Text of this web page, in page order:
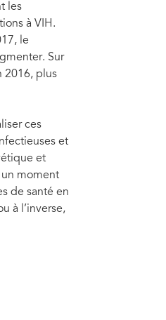
les
à VIH.
le
Sur
2016, plus
ces
et
et
moment
de santé en
à l’inverse,